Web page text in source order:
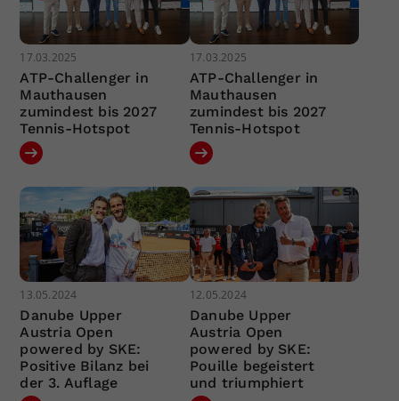
17.03.2025
ATP-Challenger in
Mauthausen
zumindest bis 2027
Tennis-Hotspot
17.03.2025
ATP-Challenger in
Mauthausen
zumindest bis 2027
Tennis-Hotspot
13.05.2024
Danube Upper
Austria Open
powered by SKE:
Positive Bilanz bei
der 3. Auflage
12.05.2024
Danube Upper
Austria Open
powered by SKE:
Pouille begeistert
und triumphiert